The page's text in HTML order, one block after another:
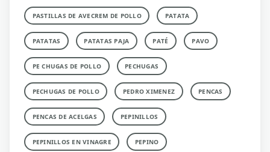
PASTILLAS DE AVECREM DE POLLO PATATA
PATATAS PATATAS PAJA PATÉ PAVO
PE CHUGAS DE POLLO PECHUGAS
PECHUGAS DE POLLO PEDRO XIMENEZ PENCAS
PENCAS DE ACELGAS PEPINILLOS
PEPINILLOS EN VINAGRE PEPINO